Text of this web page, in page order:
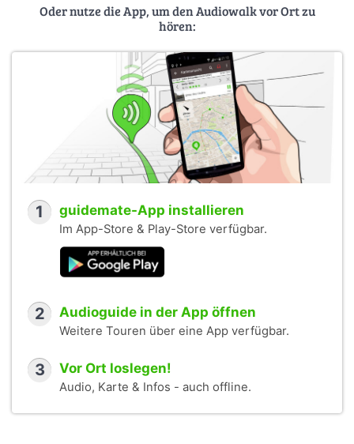
Oder nutze die App, um den Audiowalk vor Ort zu
hören:
1 guidemate-App installieren
Im App-Store & Play-Store verfügbar.
2 Audioguide in der App öffnen
Weitere Touren über eine App verfügbar.
3 Vor Ort loslegen!
Audio, Karte & Infos - auch offline.